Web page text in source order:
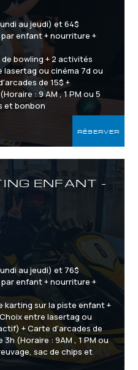
au jeudi) et 64$
enfant + nourriture +
bowling + 2 activités
ou cinéma 7d ou
de 15$ +
: 9 AM , 1 PM ou 5
et bonbon
RÉSERVER
ET PLUS / MINIMUM
48 POUCES
ENFANT -
au jeudi) et 76$
enfant + nourriture +
karting sur la piste enfant +
entre lasertag ou
+ Carte d'arcades de
3h (Horaire : 9AM , 1 PM ou
sac de chips et